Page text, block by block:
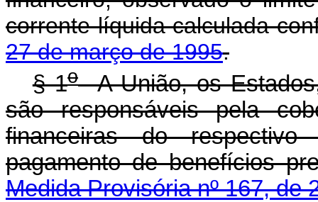
corrente líquida calculada
27 de março de 1995.
§ 1oA União, os
são responsáveis pela
financeiras do
pagamento de benefícios
Medida Provisória nº 167, de